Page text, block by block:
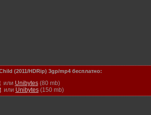
(2011/HDRip) 3gp/mp4бесплатно:
или Unibytes(80 mb)
или Unibytes(150 mb)